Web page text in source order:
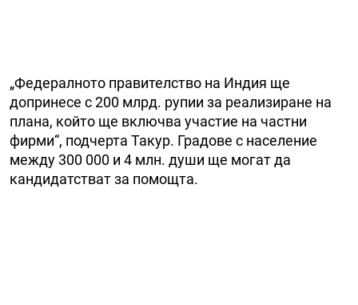
„Федералното правителство на Индия ще
допринесе с 200 млрд. рупии за реализиране на
плана, който ще включва участие на частни
фирми“, подчерта Такур. Градове с население
между 300 000 и 4 млн. души ще могат да
кандидатстват за помощта.